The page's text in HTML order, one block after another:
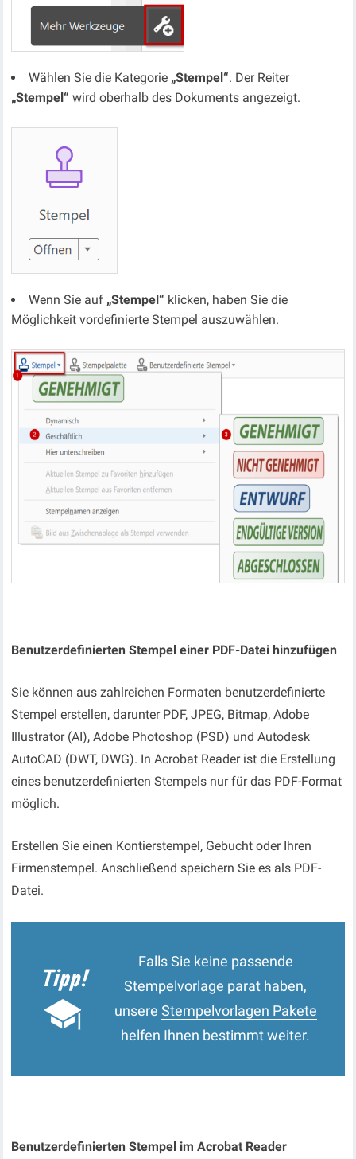
Wählen Sie die Kategorie „Stempel“. Der Reiter
„Stempel“ wird oberhalb des Dokuments angezeigt.
Wenn Sie auf „Stempel“ klicken, haben Sie die
Möglichkeit vordefinierte Stempel auszuwählen.
Benutzerdefinierten Stempel einer PDF-Datei hinzufügen
Sie können aus zahlreichen Formaten benutzerdefinierte
Stempel erstellen, darunter PDF, JPEG, Bitmap, Adobe
Illustrator (AI), Adobe Photoshop (PSD) und Autodesk
AutoCAD (DWT, DWG). In Acrobat Reader ist die Erstellung
eines benutzerdefinierten Stempels nur für das PDF-Format
möglich.
Erstellen Sie einen Kontierstempel, Gebucht oder Ihren
Firmenstempel. Anschließend speichern Sie es als PDF-
Datei.
Falls Sie keine passende
Stempelvorlage parat haben,
unsere Stempelvorlagen Pakete
helfen Ihnen bestimmt weiter.
Benutzerdefinierten Stempel im Acrobat Reader